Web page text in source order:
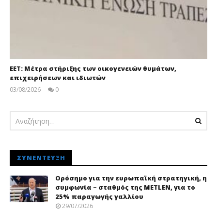
ΕΕΤ: Μέτρα στήριξης των οικογενειών θυμάτων,
επιχειρήσεων και ιδιωτών
03/08/2026
0
ΣΥΝΈΝΤΕΥΞΗ
Ορόσημο για την ευρωπαϊκή στρατηγική, η
συμφωνία – σταθμός της METLEN, για το
25% παραγωγής γαλλίου
29/07/2026